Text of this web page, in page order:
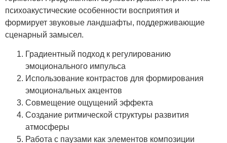
психоакустические особенности восприятия и
формирует звуковые ландшафты, поддерживающие
сценарный замысел.
Градиентный подход к регулированию
эмоционального импульса
Использование контрастов для формирования
эмоциональных акцентов
Совмещение ощущений эффекта
Создание ритмической структуры развития
атмосферы
Работа с паузами как элементов композиции